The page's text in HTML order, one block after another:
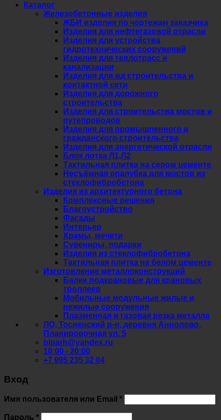
Каталог
Железобетонные изделия
ЖБИ изделия по чертежам заказчика
Изделия для нефтегазовой отрасли
Изделия для устройства
гидротехнических сооружений
Изделия для теплотрасс и
канализации
Изделия для жд строительства и
контактной сети
Изделия для дорожного
строительства
Изделия для строительства мостов и
путепроводов
Изделия для промышленного и
гражданского строительства
Изделия для энергетической отрасли
Блок лотка Л1,Л2
Тактильная плитка на сером цементе
Несъёмная опалубка для мостов из
стеклофибробетона
Изделия из архитектурного бетона
Комплексные решения
Благоустройство
Фасады
Интерьер
Храмы, мечети
Сувениры, подарки
Изделия из стеклофибробетона
Тактильная плитка на белом цементе
Изготовление металлоконструкций
Балки подкрановые для крановых
троллеев
Мобильные модульные жилые и
нежилые сооружения
Плазменная и газовая резка металла
ЛО, Тосненский р-н, деревня Аннолово,
Планировочная ул. 5
blparh@yandex.ru
10:00 - 20:00
+7 995 235 32 04
Вход
Имя пользователя или Email *Обязательно
Пароль *Обязательно